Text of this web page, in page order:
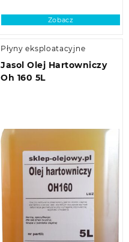
Zobacz
Płyny eksploatacyjne
Jasol Olej Hartowniczy
Oh 160 5L